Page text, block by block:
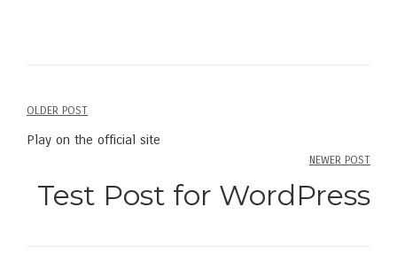
Post
OLDER POST
Play on the official site
NEWER POST
Test Post for WordPress